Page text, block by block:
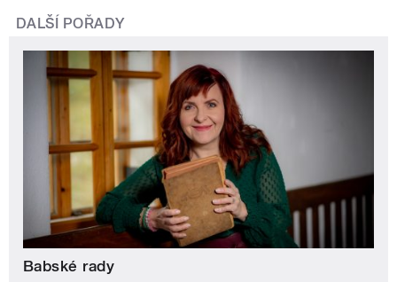
DALŠÍ POŘADY
Babské rady